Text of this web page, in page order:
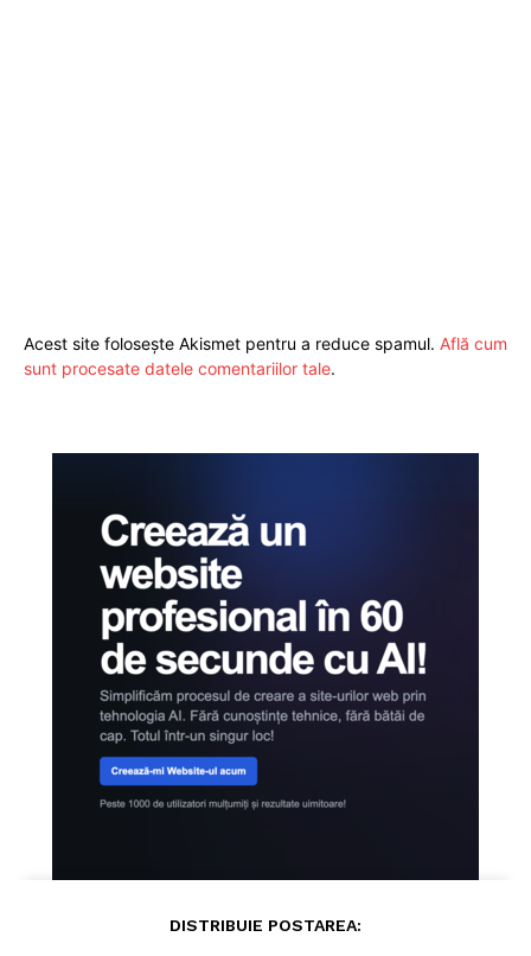
Pentru și mai mult conținut
exclusiv!
Acest site folosește Akismet pentru a reduce spamul. Află cum
sunt procesate datele comentariilor tale.
DISTRIBUIE POSTAREA: